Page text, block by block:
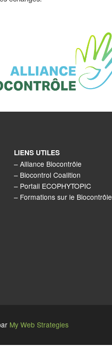
LIENS UTILES
–Alliance Biocontrôle
– Biocontrol Coalition
– Portail ECOPHYTOPIC
– Formations sur le Biocontrôle
My Web Strategies